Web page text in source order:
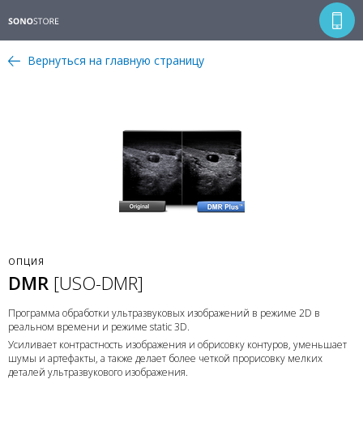
Вернуться на главную страницу
ОПЦИЯ
DMR [USO-DMR]
Программа обработки ультразвуковых изображений в режиме 2D в
реальном времени и режиме static 3D.
Усиливает контрастность изображения и обрисовку контуров, уменьшает
шумы и артефакты, а также делает более четкой прорисовку мелких
деталей ультразвукового изображения.